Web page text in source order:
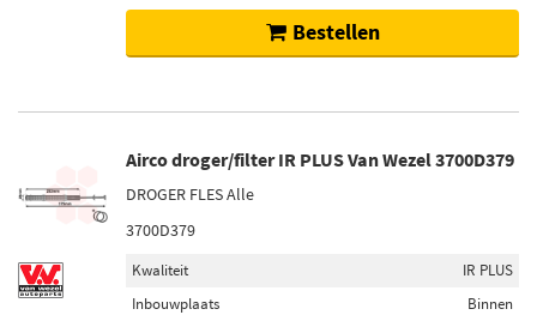
Bestellen
Airco droger/filter IR PLUS Van Wezel 3700D379
DROGER FLES Alle
3700D379
Kwaliteit
IR PLUS
Inbouwplaats
Binnen